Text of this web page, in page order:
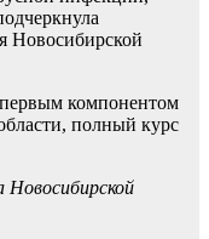
Новосибирской
компонентом
полный курс